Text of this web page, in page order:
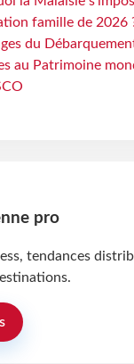
famille de 2026
du
au Patrimoine
pro
tendances